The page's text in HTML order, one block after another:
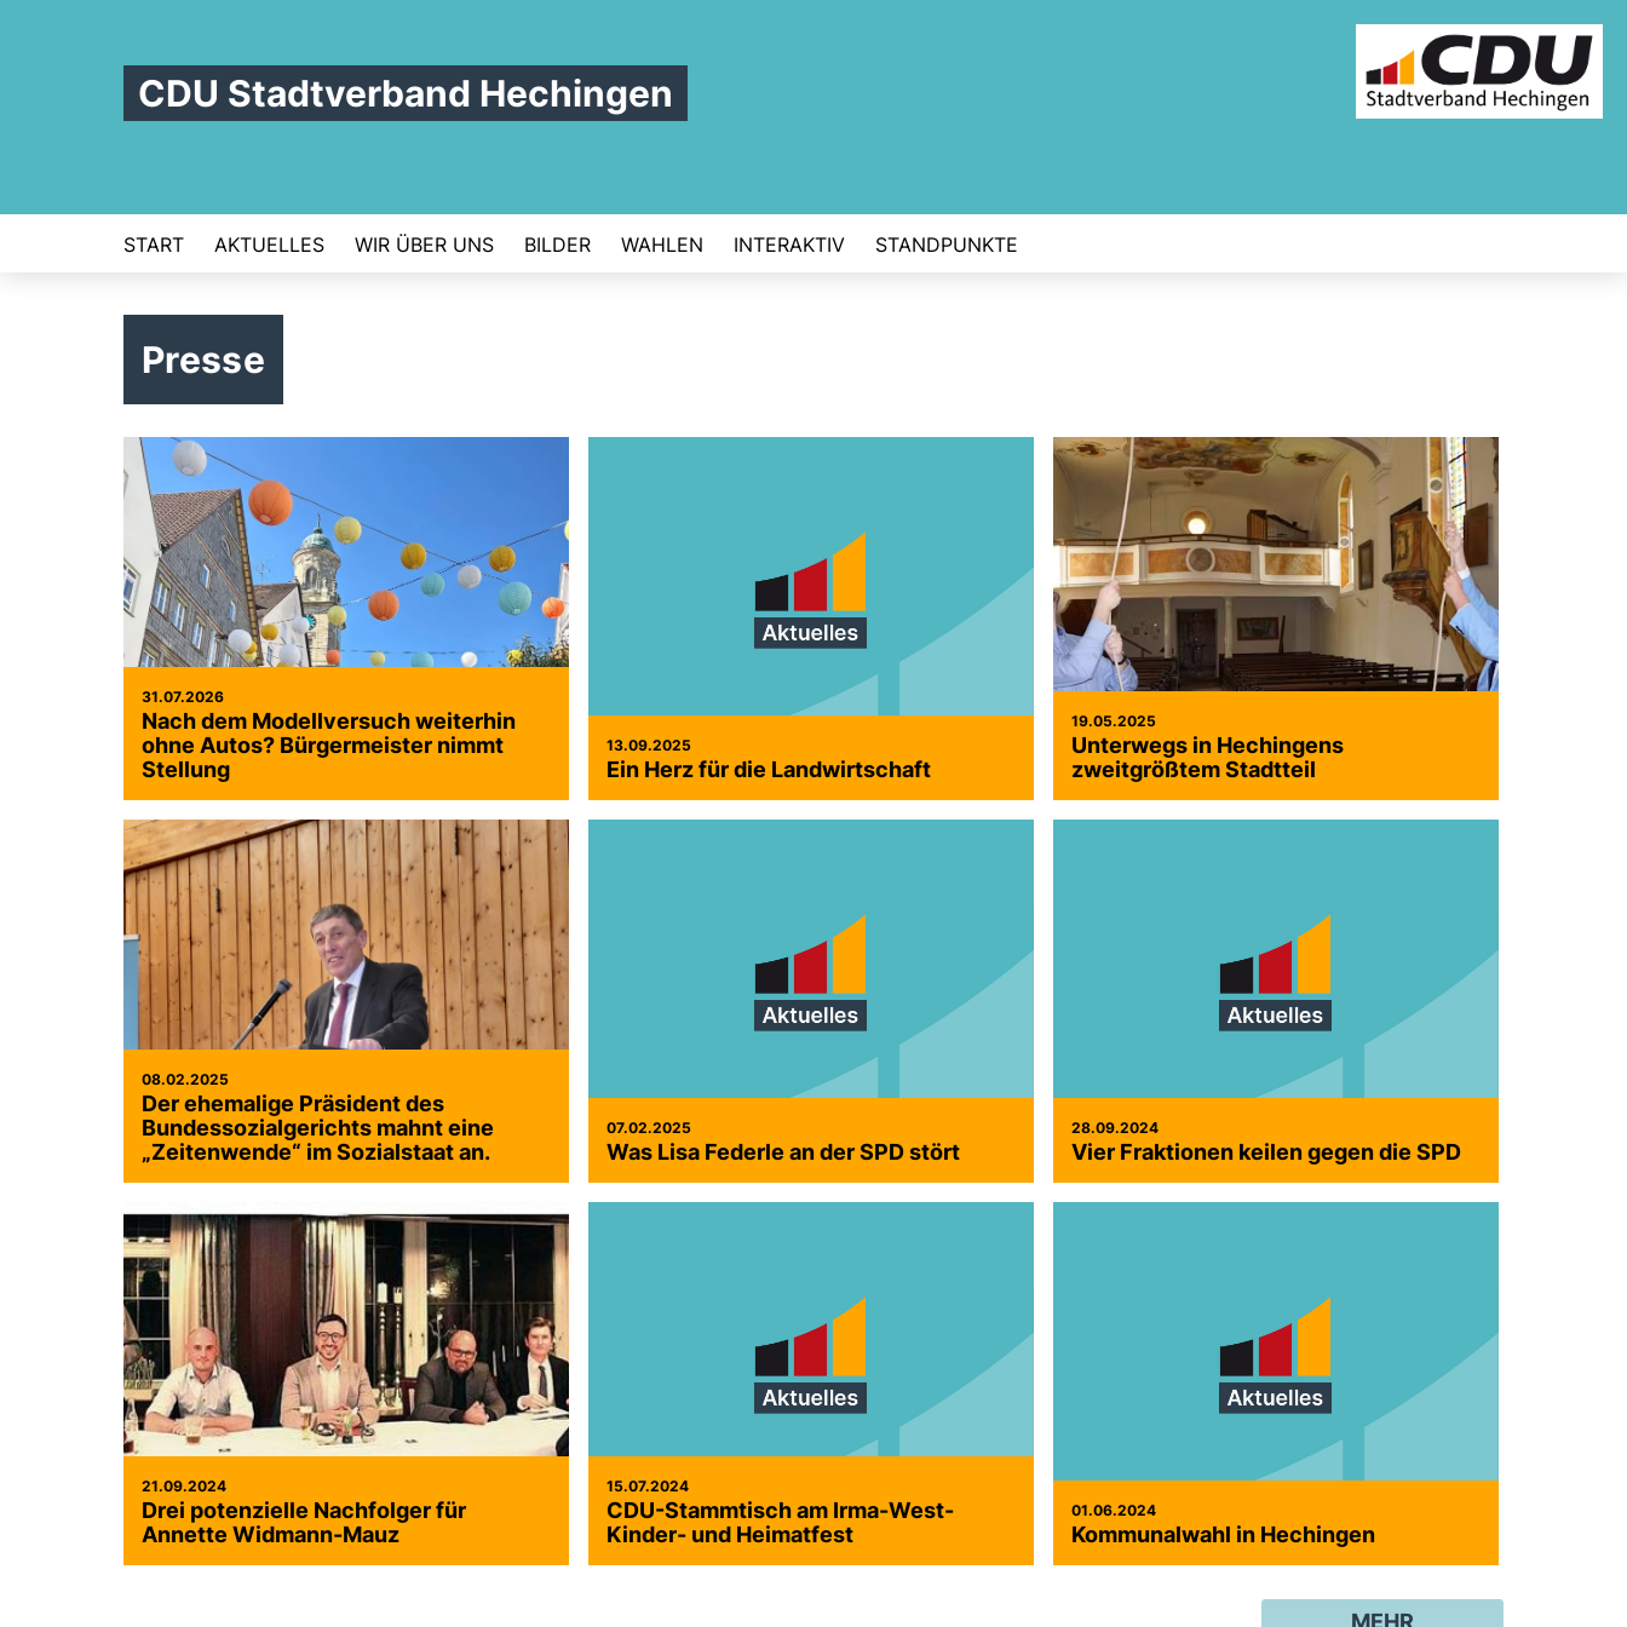
CDU Stadtverband Hechingen
START AKTUELLES WIR ÜBER UNS BILDER WAHLEN INTERAKTIV STANDPUNKTE
Presse
31.07.2026
Nach dem Modellversuch weiterhin
ohne Autos? Bürgermeister nimmt
Stellung
13.09.2025
Ein Herz für die Landwirtschaft
19.05.2025
Unterwegs in Hechingens
zweitgrößtem Stadtteil
08.02.2025
Der ehemalige Präsident des
Bundessozialgerichts mahnt eine
Zeitenwende“ im Sozialstaat an.
07.02.2025
Was Lisa Federle an der SPD stört
28.09.2024
Vier Fraktionen keilen gegen die SPD
21.09.2024
Drei potenzielle Nachfolger für
Annette Widmann-Mauz
15.07.2024
CDU-Stammtisch am Irma-West-
Kinder- und Heimatfest
01.06.2024
Kommunalwahl in Hechingen
MEHR